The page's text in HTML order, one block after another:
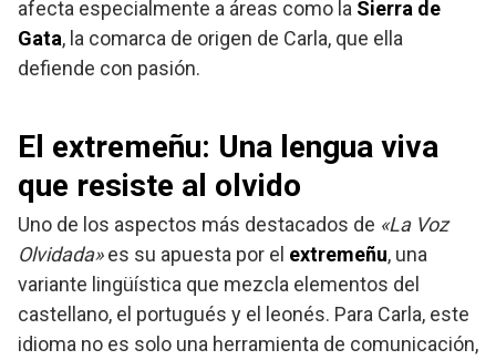
afecta especialmente a áreas como la Sierra de
Gata, la comarca de origen de Carla, que ella
defiende con pasión.
El extremeñu: Una lengua viva
que resiste al olvido
Uno de los aspectos más destacados de «La Voz
Olvidada»es su apuesta por el extremeñu, una
variante lingüística que mezcla elementos del
castellano, el portugués y el leonés. Para Carla, este
idioma no es solo una herramienta de comunicación,